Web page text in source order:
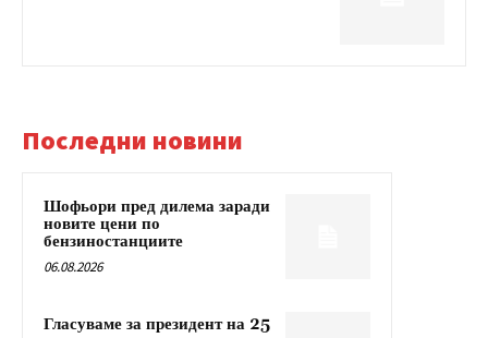
Последни новини
Шофьори пред дилема заради
новите цени по
бензиностанциите
06.08.2026
Гласуваме за президент на 25